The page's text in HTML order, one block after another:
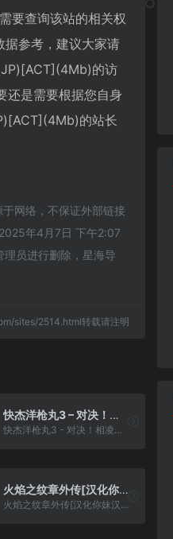
要查询该站的相关权
据参考，建议大家请
的访
还是需要根据您自身
的站长
网络，不保证外部链接
年4月7日 下午2:07
员进行删除，星海导
sites/2514.html转载请注明
快杰洋枪丸3 – 对决！相凌轩(简)[烈火暴龙](JP)[ACT](2Mb)
快杰洋枪丸3 - 对决！相凌轩(简)[烈火暴龙](JP)[ACT](2Mb)
火焰之纹章外传[汉化你妹汉化组](5Mb)
火焰之纹章外传[汉化你妹汉化组](5Mb)